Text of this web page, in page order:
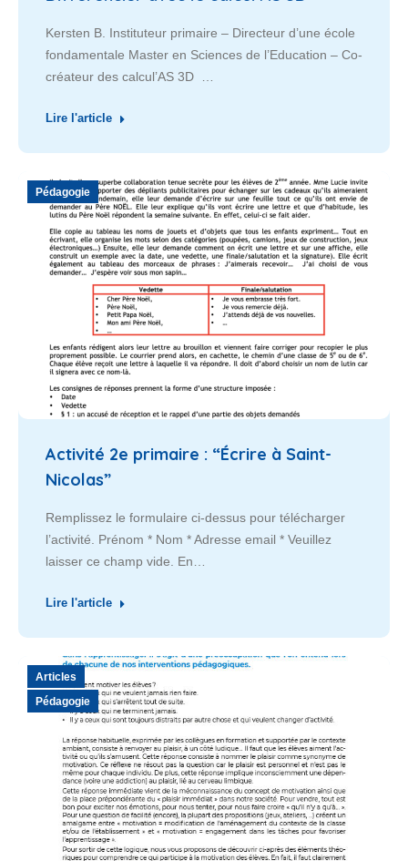
Kersten B. Instituteur primaire – Directeur d’une école
fondamentale Master en Sciences de l’Education – Co-
créateur des calcul’AS 3D …
Lire l'article
Pédagogie
Activité 2e primaire : “Écrire à Saint-
Nicolas”
Remplissez le formulaire ci-dessus pour télécharger
l’activité. Prénom * Nom * Adresse email * Veuillez
laisser ce champ vide. En…
Lire l'article
Articles
Pédagogie